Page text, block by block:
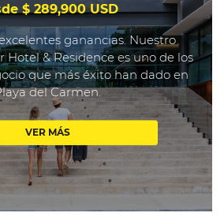
$ 289,900 USD
ganancias. Nuestro
Hotel & Residence es uno de los
que más éxito han dado en
del Carmen.
VER MÁS